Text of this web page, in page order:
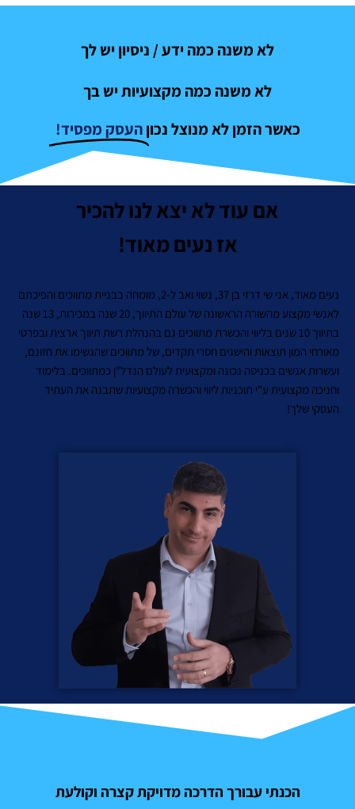
לא משנה כמה ידע / ניסיון יש לך
לא משנה כמה מקצועיות יש בך
כאשר הזמן לא מנוצל נכון העסק מפסיד!
אם עוד לא יצא לנו להכיר
אז נעים מאוד!
נעים מאוד, אני שי דרזי בן 37, נשוי ואב ל-2, מומחה בבניית מתווכים והפיכתם
לאנשי מקצוע מהשורה הראשונה של עולם התיווך, 20 שנה במכירות, 13 שנה
בתיווך 10 שנים בליווי והכשרת מתווכים גם בהנהלת רשת תיווך ארצית ובפרטי
מאורחי המון תוצאות והישגים חסרי תקדים, של מתווכים שהגשימו את חזונם,
ועשרות אנשים בכניסה נכונה ומקצועית לעולם הנדל"ן כמתווכים. בלימוד
וחניכה מקצועית ע"י תוכניות ליווי והכשרה מקצועיות שתבנה את העתיד
העסקי שלך!
הכנתי עבורך הדרכה מדויקת קצרה וקולעת